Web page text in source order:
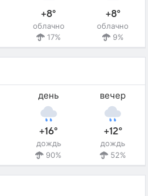
+8°
облачно
17%
+8°
облачно
9%
день
+16°
дождь
90%
вечер
+12°
дождь
52%